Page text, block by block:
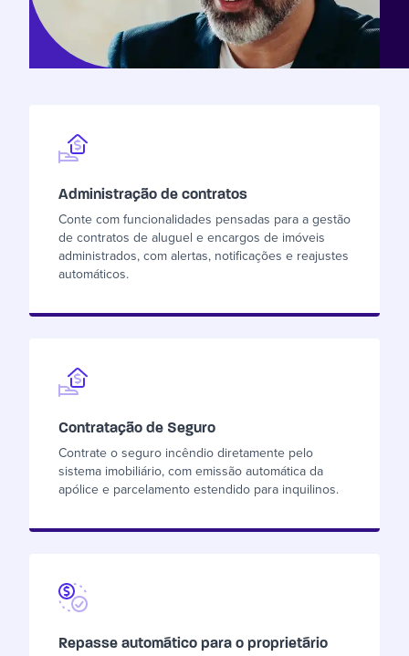
Administração de contratos
Conte com funcionalidades pensadas para a gestão
de contratos de aluguel e encargos de imóveis
administrados, com alertas, notificações e reajustes
automáticos.
Contratação de Seguro
Contrate o seguro incêndio diretamente pelo
sistema imobiliário, com emissão automática da
apólice e parcelamento estendido para inquilinos.
Repasse automático para o proprietário